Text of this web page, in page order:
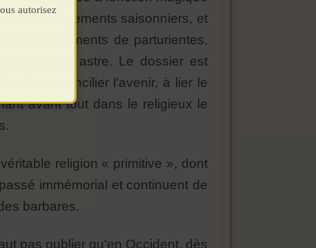
aux changements saisonniers, et
gémissements de parturientes,
du nouvel astre. Le dossier est
à se concilier l'avenir, à lier le
avant tout dans le religieux le
religion « primitive », dont
immémorial et continuent de
barbares.
pas oublier qu'en Occident, dès
autorisez